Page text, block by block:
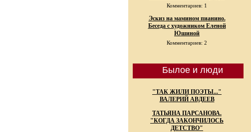
Комментариев: 1
Эскиз на мамином пианино.
Беседа с художником Еленой
Юшиной
Комментариев: 2
Былое и люди
"ТАК ЖИЛИ ПОЭТЫ..."
ВАЛЕРИЙ АВДЕЕВ
ТАТЬЯНА ПАРСАНОВА.
"КОГДА ЗАКОНЧИЛОСЬ
ДЕТСТВО"